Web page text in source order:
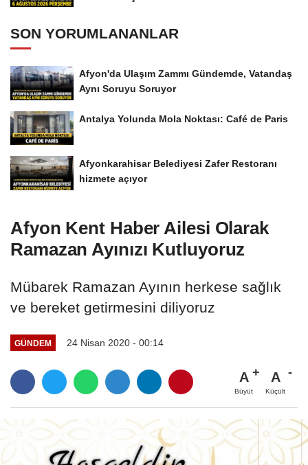
SON YORUMLANANLAR
Afyon'da Ulaşım Zammı Gündemde, Vatandaş
Aynı Soruyu Soruyor
Antalya Yolunda Mola Noktası: Café de Paris
Afyonkarahisar Belediyesi Zafer Restoranı
hizmete açıyor
Afyon Kent Haber Ailesi Olarak
Ramazan Ayınızı Kutluyoruz
Mübarek Ramazan Ayının herkese sağlık
ve bereket getirmesini diliyoruz
GÜNDEM 24 Nisan 2020 - 00:14
A
Büyüt
A
Küçült